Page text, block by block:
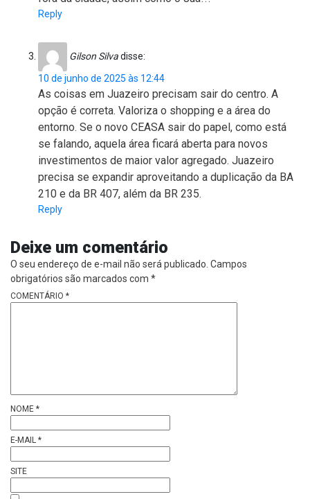
Reply
Gilson Silvadisse:
10 de junho de 2025 às 12:44
As coisas em Juazeiro precisam sair do centro. A
opção é correta. Valoriza o shopping e a área do
entorno. Se o novo CEASA sair do papel, como está
se falando, aquela área ficará aberta para novos
investimentos de maior valor agregado. Juazeiro
precisa se expandir aproveitando a duplicação da BA
210 e da BR 407, além da BR 235.
Reply
Deixe um comentário
O seu endereço de e-mail não será publicado. Campos
obrigatórios são marcados com *
COMENTÁRIO *
NOME *
E-MAIL *
SITE